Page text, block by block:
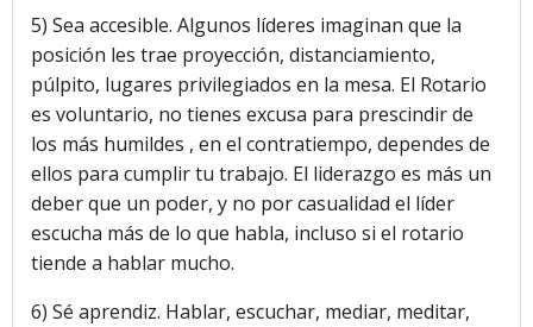
5) Sea accesible. Algunos líderes imaginan que la
posición les trae proyección, distanciamiento,
púlpito, lugares privilegiados en la mesa. El Rotario
es voluntario, no tienes excusa para prescindir de
los más humildes , en el contratiempo, dependes de
ellos para cumplir tu trabajo. El liderazgo es más un
deber que un poder, y no por casualidad el líder
escucha más de lo que habla, incluso si el rotario
tiende a hablar mucho.
6) Sé aprendiz. Hablar, escuchar, mediar, meditar,